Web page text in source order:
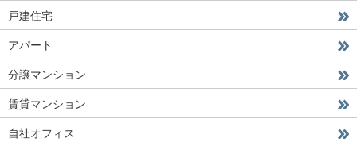
戸建住宅
アパート
分譲マンション
賃貸マンション
自社オフィス